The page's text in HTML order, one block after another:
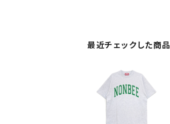
最近チェックした商品